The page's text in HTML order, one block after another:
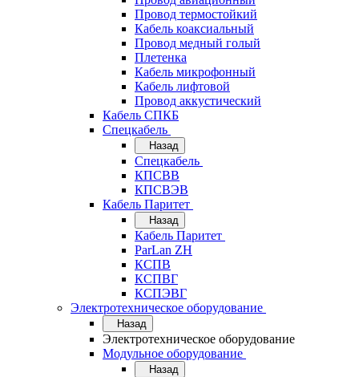
Провод термостойкий
Кабель коаксиальный
Провод медный голый
Плетенка
Кабель микрофонный
Кабель лифтовой
Провод аккустический
Кабель СПКБ
Спецкабель
Назад
Спецкабель
КПСВВ
КПСВЭВ
Кабель Паритет
Назад
Кабель Паритет
ParLan ZH
КСПВ
КСПВГ
КСПЭВГ
Электротехническое оборудование
Назад
Электротехническое оборудование
Модульное оборудование
Назад